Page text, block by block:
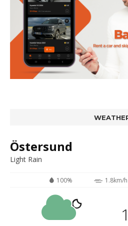
Östersund
Light Rain
100% 1.8km/h